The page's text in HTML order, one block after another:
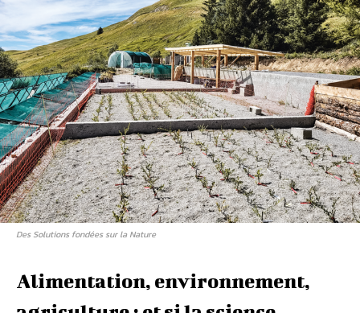
Des Solutions fondées sur la Nature
Alimentation, environnement,